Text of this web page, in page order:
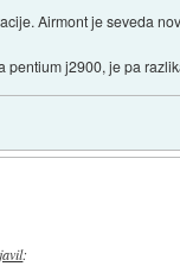
Airmont je seveda
pentium j2900, je pa
: